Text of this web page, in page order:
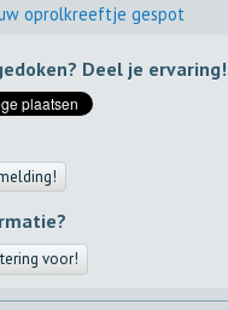
oprolkreeftje gespot
Deel je ervaring!
voor!